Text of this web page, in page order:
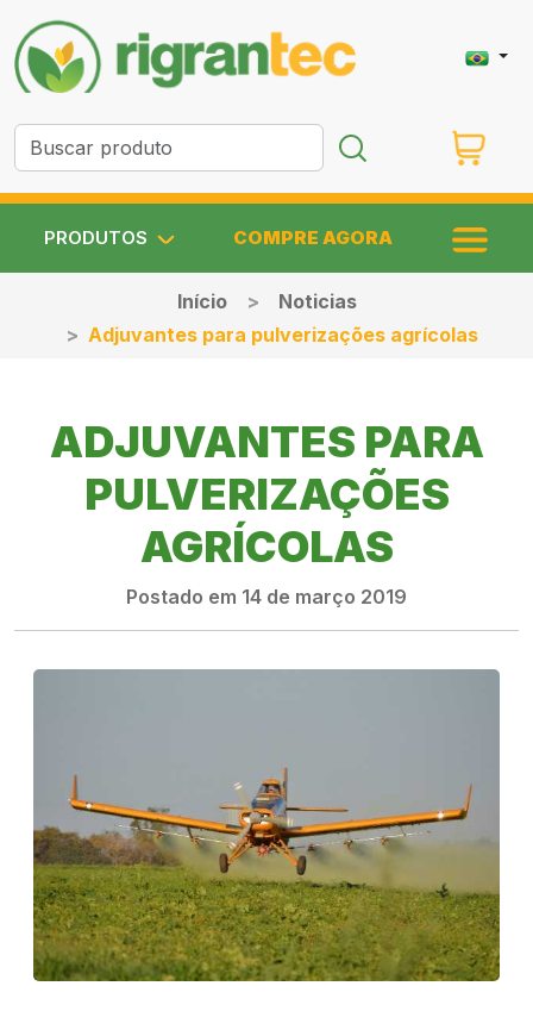
PRODUTOS COMPRE AGORA
PRODUTOS
Início
Noticias
Adjuvantes para pulverizações agrícolas
ADJUVANTES PARA
PULVERIZAÇÕES
AGRÍCOLAS
Postado em 14 de março 2019